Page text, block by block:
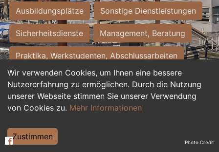
Wir verwenden Cookies, um Ihnen eine bessere
Nutzererfahrung zu ermöglichen. Durch die Nutzung
unserer Webseite stimmen Sie unserer Verwendung
von Cookies zu. Mehr Informationen
Zustimmen
Ausbildungsplätze Sonstige Dienstleistungen
Sicherheitsdienste Management, Beratung
Praktika, Werkstudenten, Abschlussarbeiten
Personalwesen Assistenz, Sekretariat
Hilfskräfte, Aushilfs- und Nebenjobs
Weiterbildung, Studium, duale Ausbildung Photo Credit